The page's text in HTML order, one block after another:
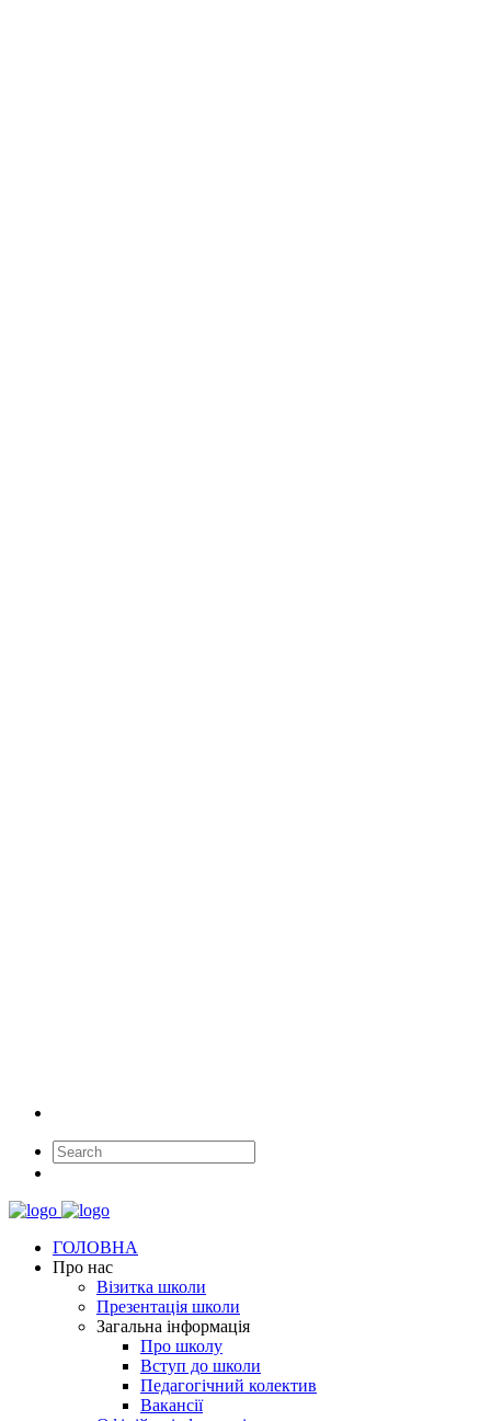
ГОЛОВНА
Про нас
Візитка школи
Презентація школи
Загальна інформація
Про школу
Вступ до школи
Педагогічний колектив
Вакансії